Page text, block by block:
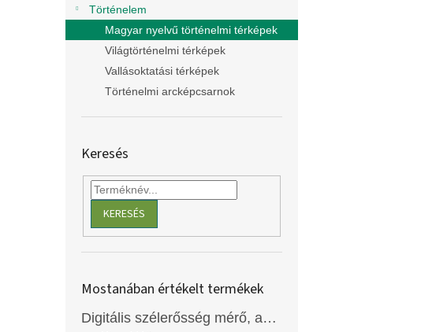
Történelem
Magyar nyelvű történelmi térképek
Világtörténelmi térképek
Vallásoktatási térképek
Történelmi arcképcsarnok
Keresés
KERESÉS
Mostanában értékelt termékek
Digitális szélerősség mérő, anemométer, EM2250